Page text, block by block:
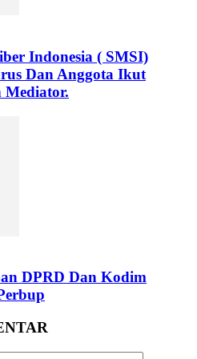
Indonesia ( SMSI)
Dan Anggota Ikut
Mediator.
DPRD Dan Kodim